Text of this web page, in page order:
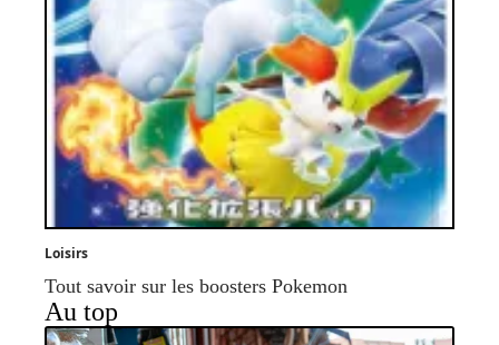
Loisirs
Tout savoir sur les boosters Pokemon
Au top